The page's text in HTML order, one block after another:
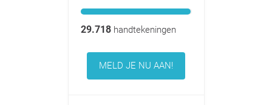
29.718handtekeningen
MELD JE NU AAN!